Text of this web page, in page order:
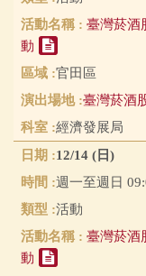
臺灣菸酒
動
官田區
臺灣菸酒
經濟發展局
12/14 (日)
週一至週日
活動
臺灣菸酒
動